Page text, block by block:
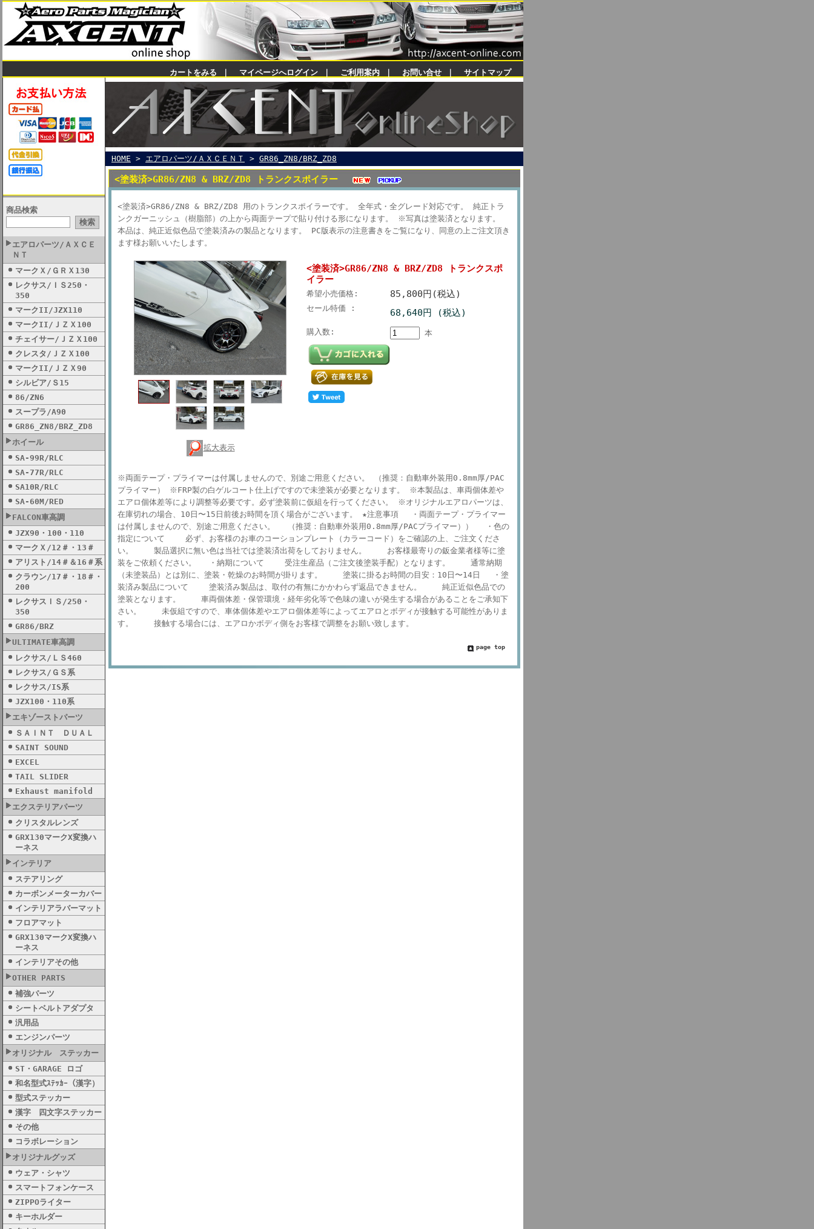
カートをみる マイページへログイン ご利用案内 お問い合せ サイトマップ
商品検索
エアロパーツ/ＡＸＣＥ
ＮＴ
マークＸ/ＧＲＸ130
レクサス/ＩＳ250・
350
マークII/JZX110
マークII/ＪＺＸ100
チェイサー/ＪＺＸ100
クレスタ/ＪＺＸ100
マークII/ＪＺＸ90
シルビア/Ｓ15
86/ZN6
スープラ/A90
GR86_ZN8/BRZ_ZD8
ホイール
SA-99R/RLC
SA-77R/RLC
SA10R/RLC
SA-60M/RED
FALCON車高調
JZX90・100・110
マークＸ/12＃・13＃
アリスト/14＃＆16＃系
クラウン/17＃・18＃・
200
レクサスＩＳ/250・
350
GR86/BRZ
ULTIMATE車高調
レクサス/ＬＳ460
レクサス/ＧＳ系
レクサス/IS系
JZX100・110系
エキゾーストパーツ
ＳＡＩＮＴ ＤＵＡＬ
SAINT SOUND
EXCEL
TAIL SLIDER
Exhaust manifold
エクステリアパーツ
クリスタルレンズ
GRX130マークX変換ハ
ーネス
インテリア
ステアリング
カーボンメーターカバー
インテリアラバーマット
フロアマット
GRX130マークX変換ハ
ーネス
インテリアその他
OTHER PARTS
補強パーツ
シートベルトアダプタ
汎用品
エンジンパーツ
オリジナル ステッカー
ST・GARAGE ロゴ
和名型式ｽﾃｯｶｰ（漢字）
型式ステッカー
漢字 四文字ステッカー
その他
コラボレーション
オリジナルグッズ
ウェア・シャツ
スマートフォンケース
ZIPPOライター
キーホルダー
HOME > エアロパーツ/ＡＸＣＥＮＴ > GR86_ZN8/BRZ_ZD8
<塗装済>GR86/ZN8 & BRZ/ZD8 トランクスポイラー
<塗装済>GR86/ZN8 & BRZ/ZD8 用のトランクスポイラーです。 全年式・全グレード対応です。 純正トラ
ンクガーニッシュ（樹脂部）の上から両面テープで貼り付ける形になります。 ※写真は塗装済 となります。
本品は、純正近似色品で塗装済みの製品となります。 PC版表示の注意書きをご覧になり、同意の上ご注文頂き
ます様お願いいたします。
拡大表示
<塗装済>GR86/ZN8 & BRZ/ZD8 トランクスポ
イラー
希望小売価格: 85,800円(税込)
セール特価 : 68,640円 (税込)
購入数: 本
※両面テープ・プライマーは付属しませんので、別途ご用意ください。 （推奨：自動車外装用0.8mm厚/PAC
プライマー） ※FRP製の白ゲルコート仕上げですので未塗装が必要となります。 ※本製品は、車両個体差や
エアロ個体差等により調整等必要です。必ず塗装前に仮組を行ってください。 ※オリジナルエアロパーツは、
在庫切れの場合、10日〜15日前後お時間を頂く場合がございます。 ★注意事項 ・両面テープ・プライマー
は付属しませんので、別途ご用意ください。 （推奨：自動車外装用0.8mm厚/PACプライマー）） ・色の
指定について 必ず、お客様のお車のコーションプレート（カラーコード）をご確認の上、ご注文くださ
い。 製品選択に無い色は当社では塗装済出荷をしておりません。 お客様最寄りの鈑金業者様等に塗
装をご依頼ください。 ・納期について 受注生産品（ご注文後塗装手配）となります。 通常納期
（未塗装品）とは別に、塗装・乾燥のお時間が掛ります。 塗装に掛るお時間の目安：10日〜14日 ・塗
装済み製品について 塗装済み製品は、取付の有無にかかわらず返品できません。 純正近似色品での
塗装となります。 車両個体差・保管環境・経年劣化等で色味の違いが発生する場合があることをご承知下
さい。 未仮組ですので、車体個体差やエアロ個体差等によってエアロとボディが接触する可能性がありま
す。 接触する場合には、エアロかボディ側をお客様で調整をお願い致します。
page top